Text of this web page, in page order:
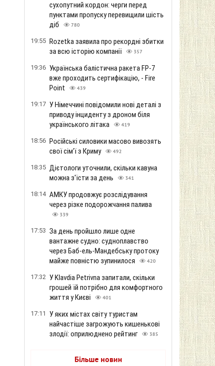
сухопутний кордон: черги перед
пунктами пропуску перевищили шість
діб
780
19:55 Rozetka заявила про рекордні збитки
за всю історію компанії
357
19:36 Українська балістична ракета FP-7
вже проходить сертифікацію, - Fire
Point
439
19:17 У Німеччині повідомили нові деталі з
приводу інциденту з дроном біля
українського літака
419
18:56 Російські силовики масово вивозять
свої сім'ї з Криму
492
18:35 Дієтологи уточнили, скільки кавуна
можна з'їсти за день
341
18:14 АМКУ продовжує розслідування
через різке подорожчання палива
339
17:53 За день пройшло лише одне
вантажне судно: судноплавство
через Баб-ель-Мандебську протоку
майже повністю зупинилося
420
17:32 У Klavdia Petrivna запитали, скільки
грошей їй потрібно для комфортного
життя у Києві
401
17:11
У яких містах світу туристам
найчастіше загрожують кишенькові
злодії: оприлюднено рейтинг
385
Більше новин